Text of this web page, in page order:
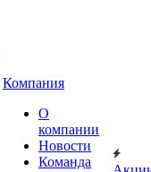
Компания
О
компании
Новости
Команда